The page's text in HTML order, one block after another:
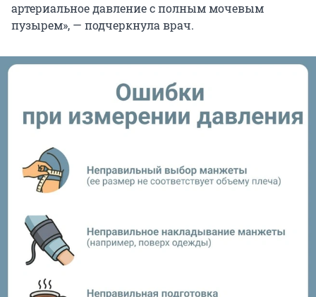
артериальное давление с полным мочевым
пузырем», — подчеркнула врач.